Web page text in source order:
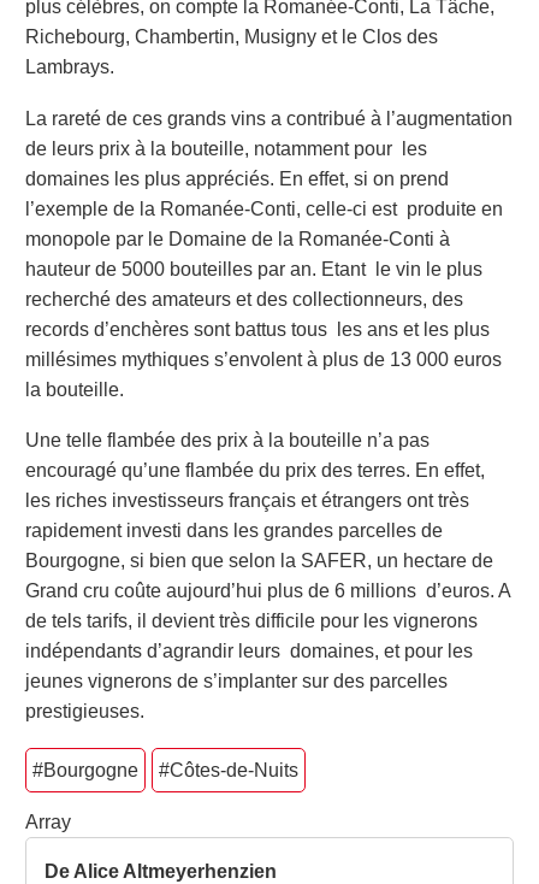
plus célèbres, on compte la Romanée-Conti, La Tâche,
Richebourg, Chambertin, Musigny et le Clos des
Lambrays.
La rareté de ces grands vins a contribué à l’augmentation
de leurs prix à la bouteille, notamment pour les
domaines les plus appréciés. En effet, si on prend
l’exemple de la Romanée-Conti, celle-ci est produite en
monopole par le Domaine de la Romanée-Conti à
hauteur de 5000 bouteilles par an. Etant le vin le plus
recherché des amateurs et des collectionneurs, des
records d’enchères sont battus tous les ans et les plus
millésimes mythiques s’envolent à plus de 13 000 euros
la bouteille.
Une telle flambée des prix à la bouteille n’a pas
encouragé qu’une flambée du prix des terres. En effet,
les riches investisseurs français et étrangers ont très
rapidement investi dans les grandes parcelles de
Bourgogne, si bien que selon la SAFER, un hectare de
Grand cru coûte aujourd’hui plus de 6 millions d’euros. A
de tels tarifs, il devient très difficile pour les vignerons
indépendants d’agrandir leurs domaines, et pour les
jeunes vignerons de s’implanter sur des parcelles
prestigieuses.
#Bourgogne #Côtes-de-Nuits
Array
De Alice Altmeyerhenzien